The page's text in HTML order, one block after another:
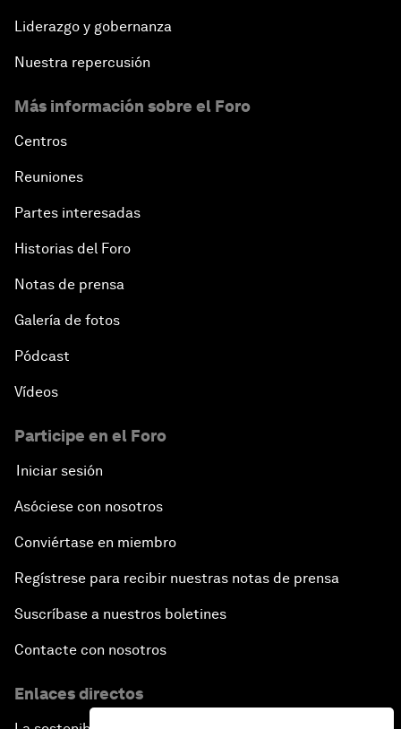
Liderazgo y gobernanza
Nuestra repercusión
Más información sobre el Foro
Centros
Reuniones
Partes interesadas
Historias del Foro
Notas de prensa
Galería de fotos
Pódcast
Vídeos
Participe en el Foro
Iniciar sesión
Asóciese con nosotros
Conviértase en miembro
Regístrese para recibir nuestras notas de prensa
Suscríbase a nuestros boletines
Contacte con nosotros
Enlaces directos